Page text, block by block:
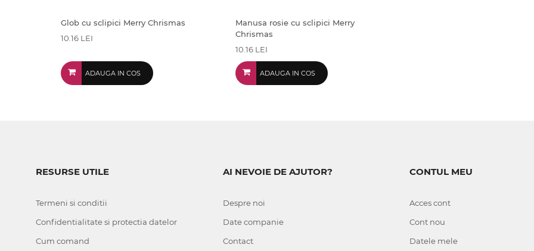
Glob cu sclipici Merry Chrismas
10.16 LEI
ADAUGA IN COS
Manusa rosie cu sclipici Merry
Chrismas
10.16 LEI
ADAUGA IN COS
RESURSE UTILE
Termeni si conditii
Confidentialitate si protectia datelor
Cum comand
AI NEVOIE DE AJUTOR?
Despre noi
Date companie
Contact
CONTUL MEU
Acces cont
Cont nou
Datele mele